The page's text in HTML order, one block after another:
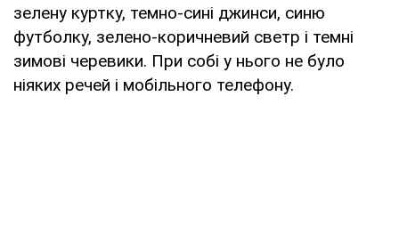
зелену куртку, темно-сині джинси, синю
футболку, зелено-коричневий светр і темні
зимові черевики. При собі у нього не було
ніяких речей і мобільного телефону.